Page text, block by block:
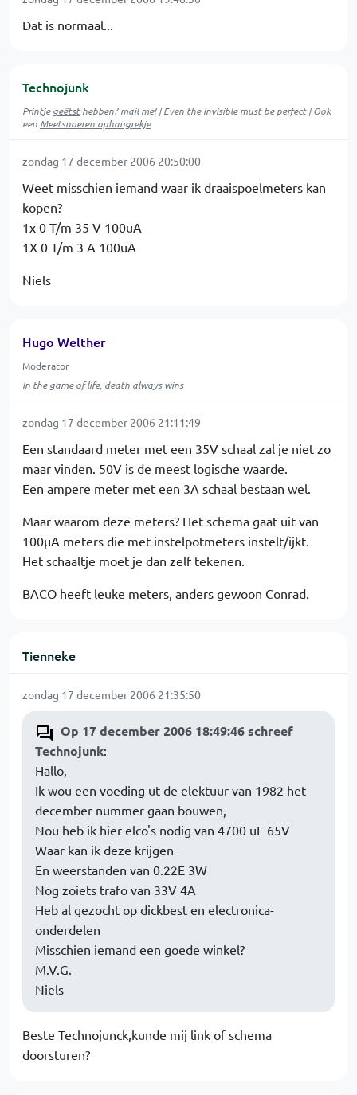
Dat is normaal...
Technojunk
Printjegeëtsthebben? mail me! | Even the invisible must be perfect | Ook
een Meetsnoeren ophangrekje
zondag 17 december 2006 20:50:00
Weet misschien iemand waar ik draaispoelmeters kan
kopen?
1x 0 T/m 35 V 100uA
1X 0 T/m 3 A 100uA
Niels
Hugo Welther
Moderator
In the game of life, death always wins
zondag 17 december 2006 21:11:49
Een standaard meter met een 35V schaal zal je niet zo
maar vinden. 50V is de meest logische waarde.
Een ampere meter met een 3A schaal bestaan wel.
Maar waarom deze meters? Het schema gaat uit van
100µA meters die met instelpotmeters instelt/ijkt.
Het schaaltje moet je dan zelf tekenen.
BACO heeft leuke meters, anders gewoon Conrad.
Tienneke
zondag 17 december 2006 21:35:50
Op 17 december 2006 18:49:46 schreef
Technojunk:
Hallo,
Ik wou een voeding ut de elektuur van 1982 het
december nummer gaan bouwen,
Nou heb ik hier elco's nodig van 4700 uF 65V
Waar kan ik deze krijgen
En weerstanden van 0.22E 3W
Nog zoiets trafo van 33V 4A
Heb al gezocht op dickbest en electronica-
onderdelen
Misschien iemand een goede winkel?
M.V.G.
Niels
Beste Technojunck,kunde mij link of schema
doorsturen?